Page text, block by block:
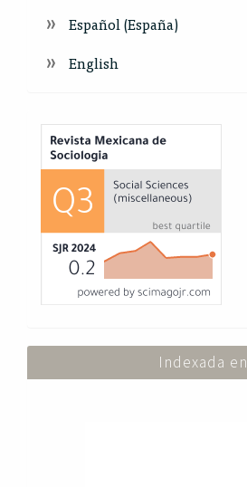
Español (España)
English
Index
Indexada en